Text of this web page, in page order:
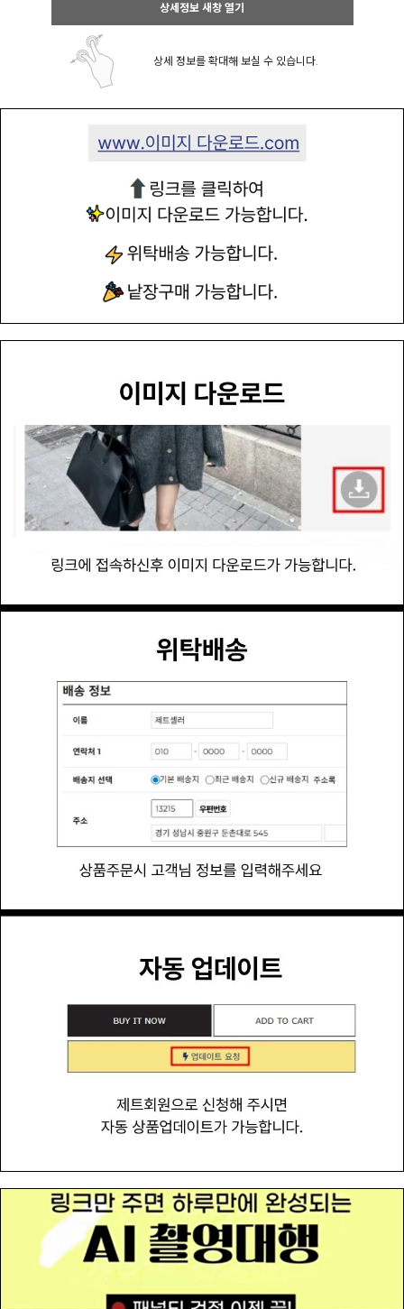
상세정보 새창 열기
상세 정보를 확대해 보실 수 있습니다.